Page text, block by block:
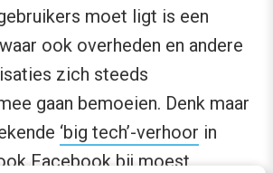
moet ligt is een
ook overheden en andere
zich steeds
gaan bemoeien. Denk maar
‘big tech’-verhoor in
Facebook bij moest